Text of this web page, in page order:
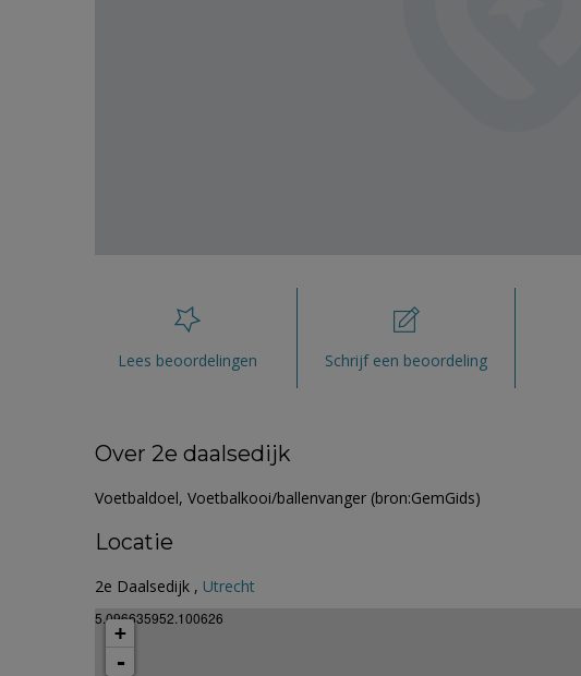
Lees beoordelingen Schrijf een beoordeling
Over 2e daalsedijk
Voetbaldoel, Voetbalkooi/ballenvanger (bron:GemGids)
Locatie
2e Daalsedijk , Utrecht
5.096635952.100626
+
-